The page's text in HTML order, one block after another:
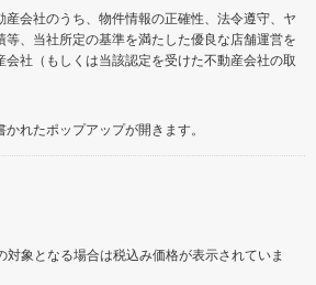
会社のうち、物件情報の正確性、法令遵守、ヤ
、当社所定の基準を満たした優良な店舗運営を
社（もしくは当該認定を受けた不動産会社の取
れたポップアップが開きます。
象となる場合は税込み価格が表示されていま